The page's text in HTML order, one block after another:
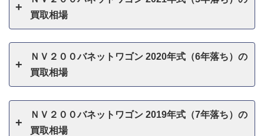
買取相場
ＮＶ２００バネットワゴン 2020年式（6年落ち）の
買取相場
ＮＶ２００バネットワゴン 2019年式（7年落ち）の
買取相場